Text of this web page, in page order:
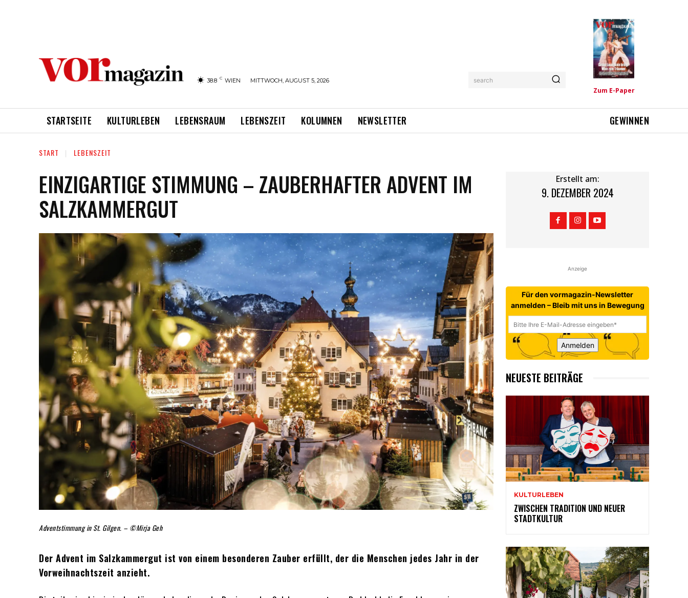
38.8 C WIEN MITTWOCH, AUGUST 5, 2026 search
Zum E-Paper
STARTSEITE KULTURLEBEN LEBENSRAUM LEBENSZEIT KOLUMNEN NEWSLETTER GEWINNEN
START LEBENSZEIT
EINZIGARTIGE STIMMUNG – ZAUBERHAFTER ADVENT IM
SALZKAMMERGUT
Adventstimmung in St. Gilgen. – ©Mirja Geh
Der Advent im Salzkammergut ist von einem besonderen Zauber erfüllt, der die Menschen jedes Jahr in der
Vorweihnachtszeit anzieht.
Erstellt am:
9. DEZEMBER 2024
Anzeige
Für den vormagazin-Newsletter
anmelden – Bleib mit uns in Bewegung
Anmelden
NEUESTE BEITRÄGE
KULTURLEBEN
ZWISCHEN TRADITION UND NEUER
STADTKULTUR